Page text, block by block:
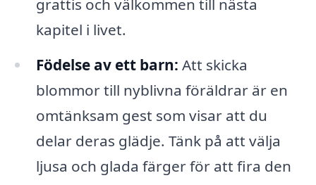
grattis och välkommen till nästa
kapitel i livet.
Födelse av ett barn: Att skicka
blommor till nyblivna föräldrar är en
omtänksam gest som visar att du
delar deras glädje. Tänk på att välja
ljusa och glada färger för att fira den